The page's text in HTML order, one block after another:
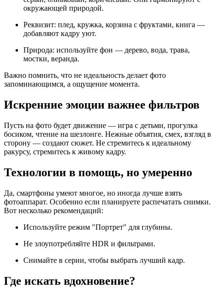
окружающей природой.
Реквизит: плед, кружка, корзина с фруктами, книга —
добавляют кадру уют.
Природа: используйте фон — дерево, вода, трава,
мостки, веранда.
Важно помнить, что не идеальность делает фото
запоминающимся, а ощущение момента.
Искренние эмоции важнее фильтров
Пусть на фото будет движение — игра с детьми, прогулка
босиком, чтение на шезлонге. Нежные объятия, смех, взгляд в
сторону — создают сюжет. Не стремитесь к идеальному
ракурсу, стремитесь к живому кадру.
Технологии в помощь, но умеренно
Да, смартфоны умеют многое, но иногда лучше взять
фотоаппарат. Особенно если планируете распечатать снимки.
Вот несколько рекомендаций:
Используйте режим "Портрет" для глубины.
Не злоупотребляйте HDR и фильтрами.
Снимайте в серии, чтобы выбрать лучший кадр.
Где искать вдохновение?